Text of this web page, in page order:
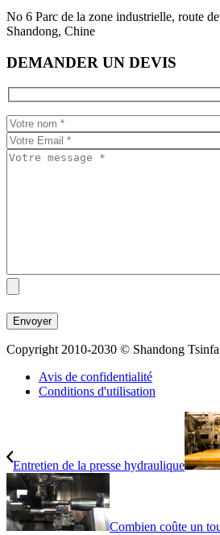
No 6 Parc de la zone industrielle, route
Shandong, Chine
DEMANDER UN DEVIS
Copyright 2010-2030 © Shandong
Avis de confidentialité
Conditions d'utilisation
Entretien de la presse hydraulique
Combien coûte un